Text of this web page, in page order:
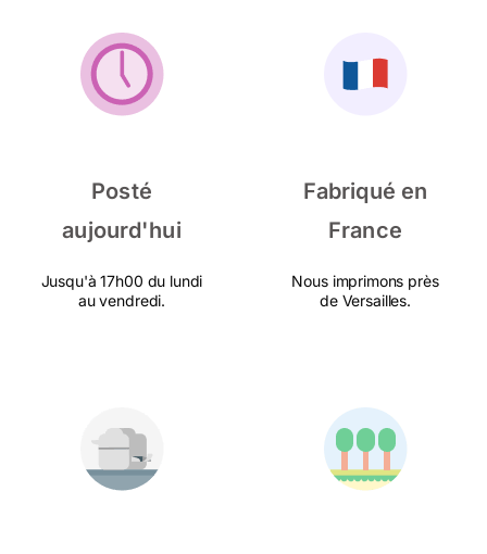
Posté
aujourd'hui
Jusqu'à 17h00 du lundi
au vendredi.
Fabriqué en
France
Nous imprimons près
de Versailles.